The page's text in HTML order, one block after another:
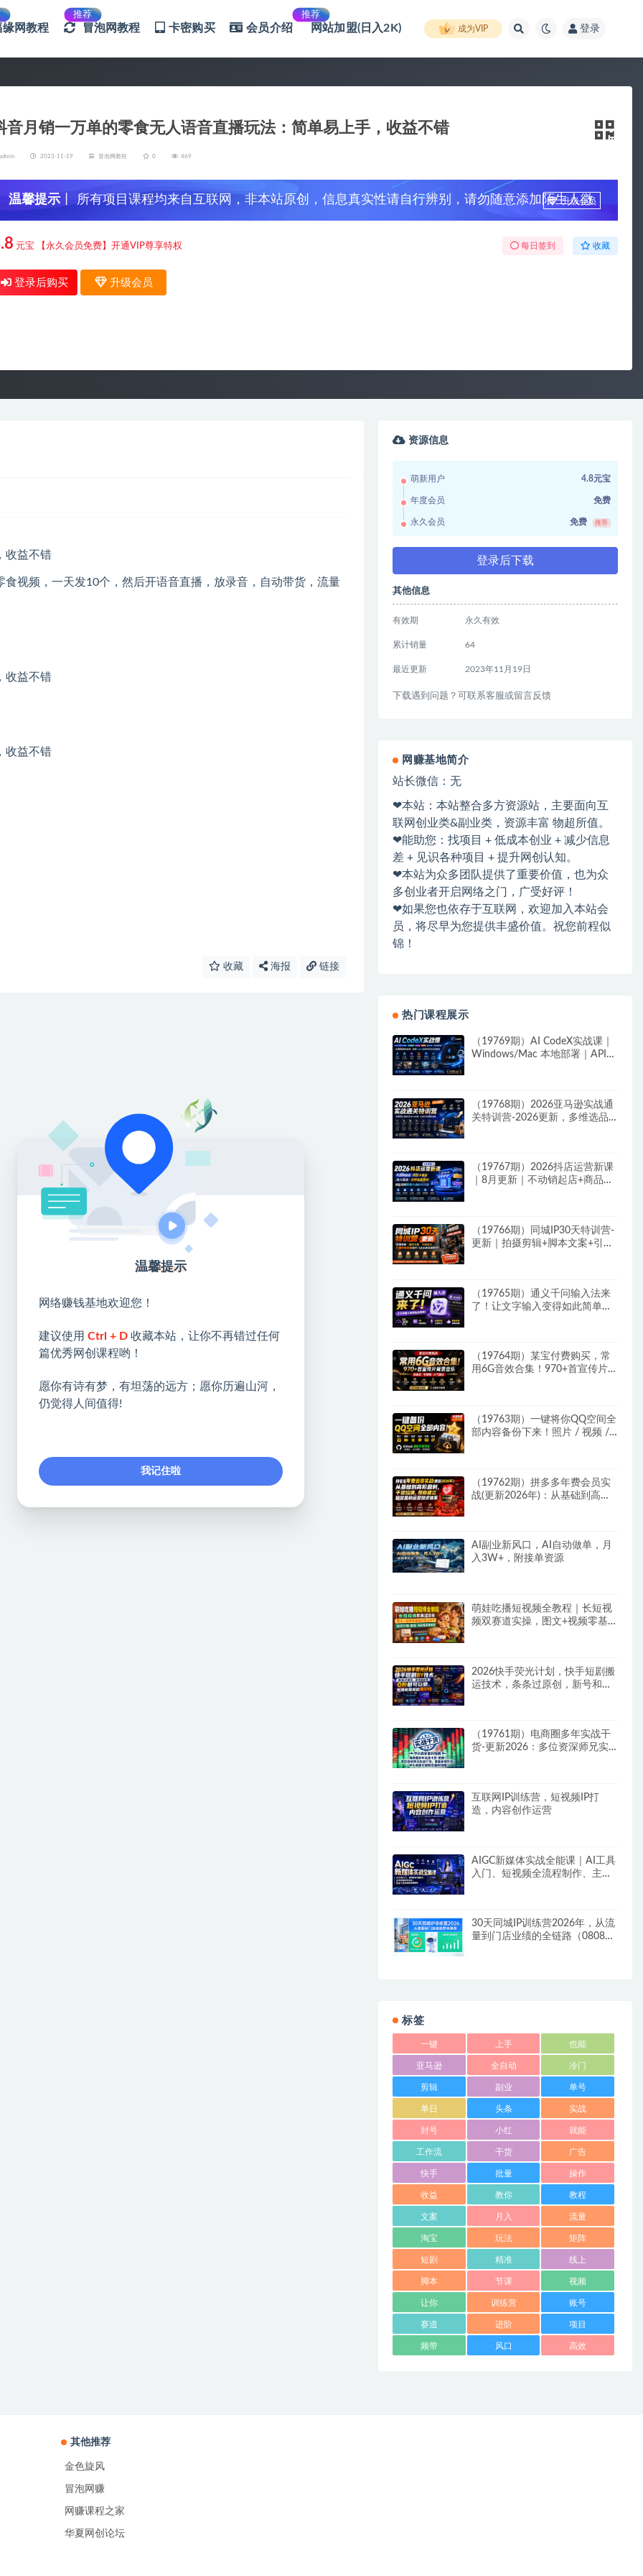
缘网教程
推荐
冒泡网教程 卡密购买 会员介绍
推荐
网站加盟(日入2K) 成为VIP 登录
音月销一万单的零食无人语音直播玩法：简单易上手，收益不错
admin 2023-11-19 冒泡网教程 0 469
温馨提示 丨 所有项目课程均来自互联网，非本站原创，信息真实性请自行辨别，请勿随意添加陌生人微
信，谨防上当受骗！
升级会员
元宝 【永久会员免费】开通VIP尊享特权 每日签到 收藏
登录后购买 升级会员
视频，一天发10个，然后开语音直播，放录音，自动带货，流量
收藏 海报 链接
资源信息
萌新用户 4.8元宝
年度会员 免费
永久会员 免费 推荐
登录后下载
其他信息
有效期 永久有效
累计销量 64
最近更新 2023年11月19日
下载遇到问题？可联系客服或留言反馈
网赚基地简介
站长微信：无
❤本站：本站整合多方资源站，主要面向互
联网创业类&副业类，资源丰富 物超所值。
❤能助您：找项目 + 低成本创业 + 减少信息
差 + 见识各种项目 + 提升网创认知。
❤本站为众多团队提供了重要价值，也为众
多创业者开启网络之门，广受好评！
❤如果您也依存于互联网，欢迎加入本站会
员，将尽早为您提供丰盛价值。祝您前程似
锦！
热门课程展示
（19769期）AI CodeX实战课｜
Windows/Mac 本地部署｜API
（19768期）2026亚马逊实战通
关特训营-2026更新，多维选品
（19767期）2026抖店运营新课
｜8月更新｜不动销起店+商品卡
（19766期）同城IP30天特训营-
更新｜拍摄剪辑+脚本文案+引流
（19765期）通义千问输入法来
了！让文字输入变得如此简单，
（19764期）某宝付费购买，常
用6G音效合集！970+首宣传片
（19763期）一键将你QQ空间全
部内容备份下来！照片 / 视频 /
（19762期）拼多多年费会员实
战(更新2026年)：从基础到高阶
AI副业新风口，AI自动做单，月
入3W+，附接单资源
萌娃吃播短视频全教程｜长短视
频双赛道实操，图文+视频零基
2026快手荧光计划，快手短剧搬
运技术，条条过原创，新号和老
（19761期）电商圈多年实战干
货-更新2026：多位资深师兄实
互联网IP训练营，短视频IP打
造，内容创作运营
AIGC新媒体实战全能课｜AI工具
入门、短视频全流程制作、主流
30天同城IP训练营2026年，从流
量到门店业绩的全链路（0808更
标签
一键 上手 也能
亚马逊 全自动 冷门
剪辑 副业 单号
单日 头条 实战
封号 小红 就能
工作流 干货 广告
快手 批量 操作
收益 教你 教程
文案 月入 流量
淘宝 玩法 矩阵
短剧 精准 线上
脚本 节课 视频
让你 训练营 账号
赛道 进阶 项目
频带 风口 高效
其他推荐
金色旋风
冒泡网赚
网赚课程之家
华夏网创论坛
温馨提示
网络赚钱基地欢迎您！
建议使用 Ctrl + D 收藏本站，让你不再错过任何
篇优秀网创课程哟！
愿你有诗有梦，有坦荡的远方；愿你历遍山河，
仍觉得人间值得!
我记住啦